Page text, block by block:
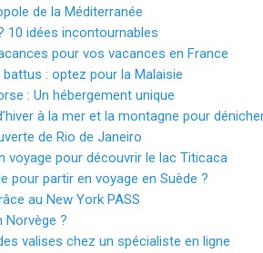
de la Méditerranée
10 idées incontournables
pour vos vacances en France
: optez pour la Malaisie
: Un hébergement unique
à la mer et la montagne pour
de Rio de Janeiro
voyage pour découvrir le lac Titicaca
pour partir en voyage en Suède ?
au New York PASS
Norvège ?
valises chez un spécialiste en ligne